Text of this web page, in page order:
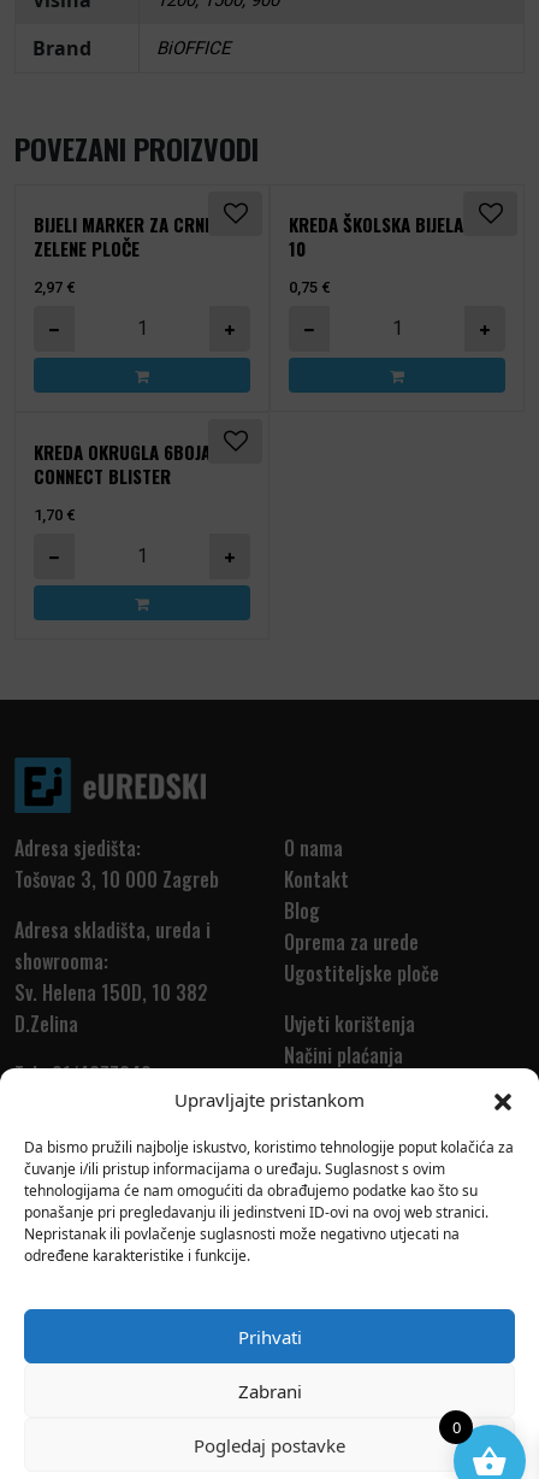
Upravljajte pristankom
Da bismo pružili najbolje iskustvo, koristimo tehnologije poput kolačića za
čuvanje i/ili pristup informacijama o uređaju. Suglasnost s ovim
tehnologijama će nam omogućiti da obrađujemo podatke kao što su
ponašanje pri pregledavanju ili jedinstveni ID-ovi na ovoj web stranici.
Nepristanak ili povlačenje suglasnosti može negativno utjecati na
određene karakteristike i funkcije.
Prihvati
Zabrani
Pogledaj postavke
Brand BiOFFICE
POVEZANI PROIZVODI
BIJELI MARKER ZA CRNE I
ZELENE PLOČE
2,97 €
Bijeli marker za crne i zelene ploče količina
KREDA ŠKOLSKA BIJELA PK
10
0,75 €
Kreda školska bijela pk 10
KREDA OKRUGLA 6BOJA
CONNECT BLISTER
1,70 €
Kreda okrugla 6boja Connect blister količina
Adresa sjedišta:
Tošovac 3, 10 000 Zagreb
Adresa skladišta, ureda i
showrooma:
Sv. Helena 150D, 10 382
D.Zelina
Tel.: 01/4677648
info@euredski.hr
O nama
Kontakt
Blog
Oprema za urede
Ugostiteljske ploče
Uvjeti korištenja
Načini plaćanja
Dostava
Prijavite se na newsletter i pratite ekskluzivne ponude
0